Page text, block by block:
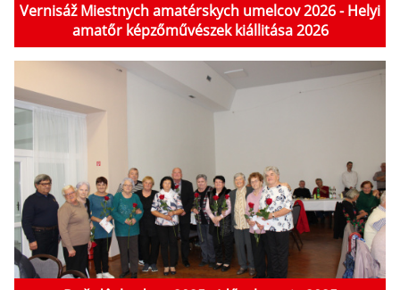
Vernisáž Miestnych amatérskych umelcov 2026 - Helyi
amatőr képzőművészek kiállitása 2026